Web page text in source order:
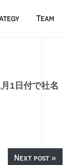
Team
1日付で社名
Next post »